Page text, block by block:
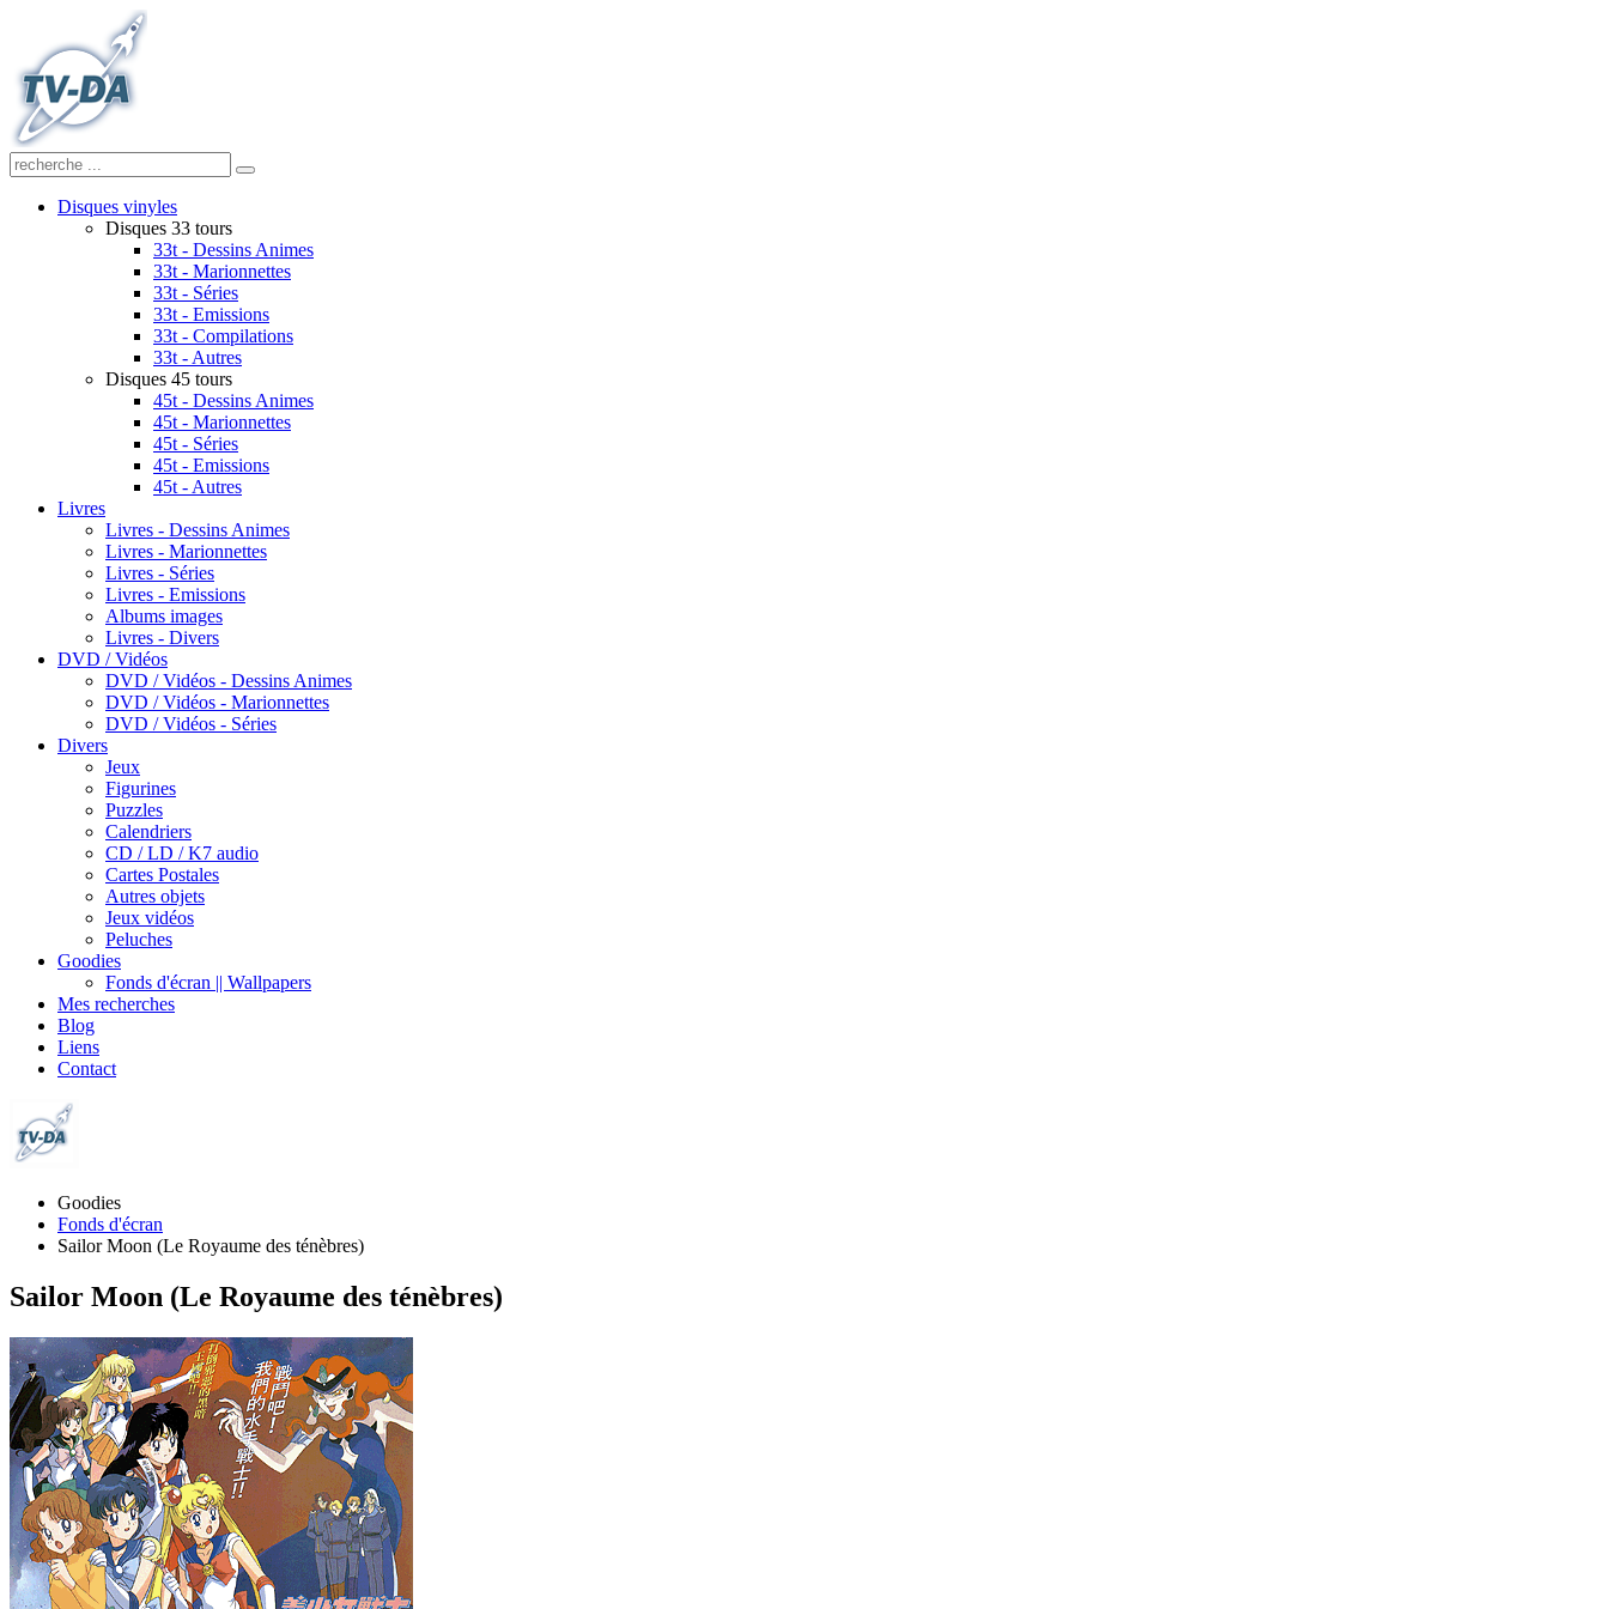
Disques vinyles
Disques 33 tours
33t - Dessins Animes
33t - Marionnettes
33t - Séries
33t - Emissions
33t - Compilations
33t - Autres
Disques 45 tours
45t - Dessins Animes
45t - Marionnettes
45t - Séries
45t - Emissions
45t - Autres
Livres
Livres - Dessins Animes
Livres - Marionnettes
Livres - Séries
Livres - Emissions
Albums images
Livres - Divers
DVD / Vidéos
DVD / Vidéos - Dessins Animes
DVD / Vidéos - Marionnettes
DVD / Vidéos - Séries
Divers
Jeux
Figurines
Puzzles
Calendriers
CD / LD / K7 audio
Cartes Postales
Autres objets
Jeux vidéos
Peluches
Goodies
Fonds d'écran || Wallpapers
Mes recherches
Blog
Liens
Contact
Goodies
Fonds d'écran
Sailor Moon (Le Royaume des ténèbres)
Sailor Moon (Le Royaume des ténèbres)